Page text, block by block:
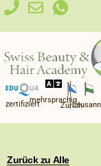
Zum
zertifiziertmehrsprachig
Zürich
Zurück zu Alle